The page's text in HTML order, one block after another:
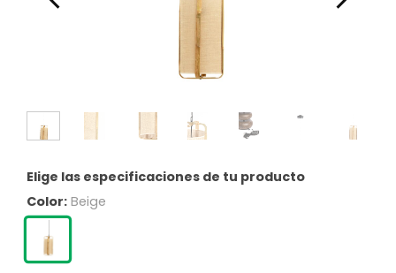
Elige las especificaciones de tu producto
Color: Beige